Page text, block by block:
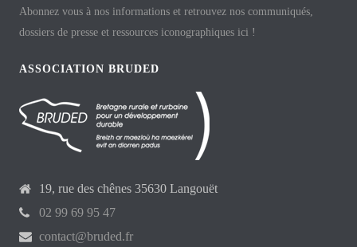
Abonnez vous à nos informations et retrouvez nos communiqués,
dossiers de presse et ressources iconographiques ici !
ASSOCIATION BRUDED
19, rue des chênes 35630 Langouët
02 99 69 95 47
contact@bruded.fr